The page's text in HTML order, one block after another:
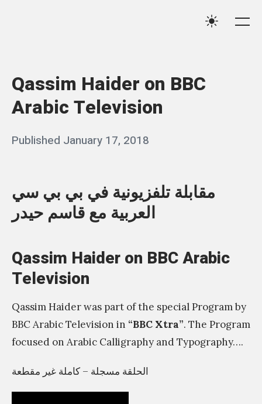
Qassim Haider on BBC
Arabic Television
Posted
Published January 17, 2018
a
s
i
مقابلة تلفزيونية في بي بي سي
العربية مع قاسم حيدر
Qassim Haider on BBC Arabic
Television
Qassim Haider was part of the special Program by
BBC Arabic Television in “BBC Xtra”. The Program
focused on Arabic Calligraphy and Typography….
الحلقة مسجلة – كاملة غير مقطعة